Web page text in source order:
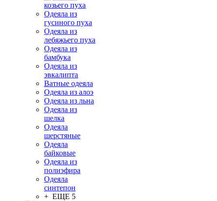
козьего пуха
Одеяла из
гусиного пуха
Одеяла из
лебяжьего пуха
Одеяла из
бамбука
Одеяла из
эвкалипта
Ватные одеяла
Одеяла из алоэ
Одеяла из льна
Одеяла из
шелка
Одеяла
шерстяные
Одеяла
байковые
Одеяла из
полиэфира
Одеяла
синтепон
+ ЕЩЕ 5